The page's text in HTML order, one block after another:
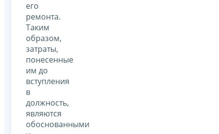
его
ремонта.
Таким
образом,
затраты,
понесенные
им до
вступления
в
должность,
являются
обоснованными